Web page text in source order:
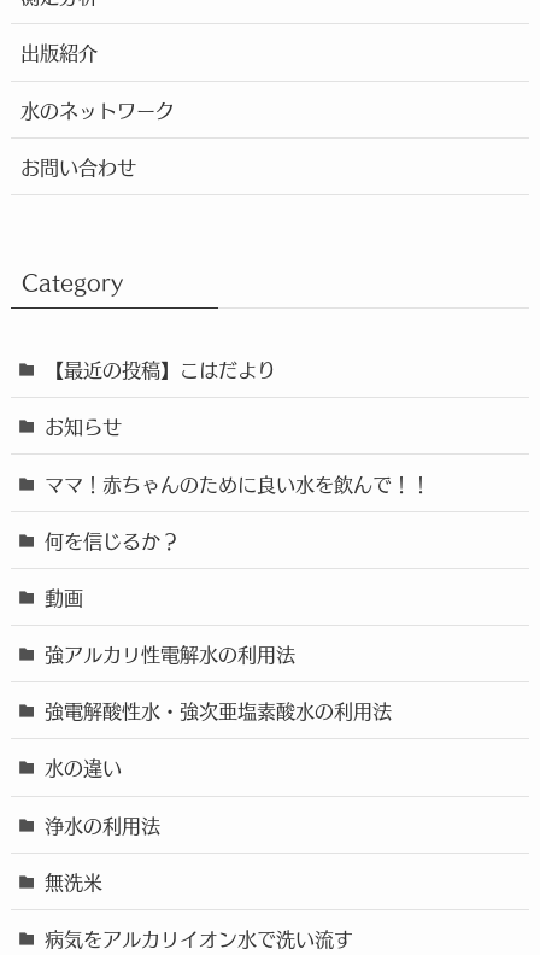
出版紹介
水のネットワーク
お問い合わせ
Category
【最近の投稿】こはだより
お知らせ
ママ！赤ちゃんのために良い水を飲んで！！
何を信じるか？
動画
強アルカリ性電解水の利用法
強電解酸性水・強次亜塩素酸水の利用法
水の違い
浄水の利用法
無洗米
病気をアルカリイオン水で洗い流す